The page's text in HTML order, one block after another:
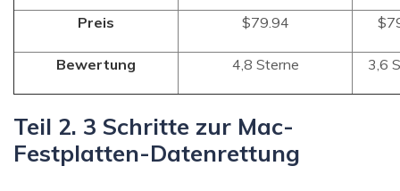
Preis $79.94
Bewertung 4,8 Sterne 3,6
Teil 2. 3 Schritte zur Mac-
Festplatten-Datenrettung